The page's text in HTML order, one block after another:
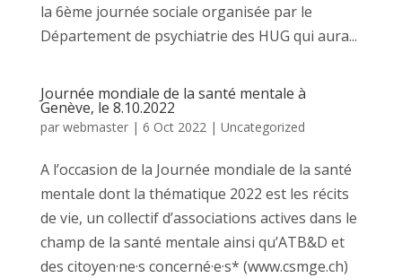
la 6ème journée sociale organisée par le
Département de psychiatrie des HUG qui aura...
Journée mondiale de la santé mentale à
Genève, le 8.10.2022
par webmaster| 6 Oct 2022| Uncategorized
A l’occasion de la Journée mondiale de la santé
mentale dont la thématique 2022 est les récits
de vie, un collectif d’associations actives dans le
champ de la santé mentale ainsi qu’ATB&D et
des citoyen·ne·s concerné·e·s* (www.csmge.ch)